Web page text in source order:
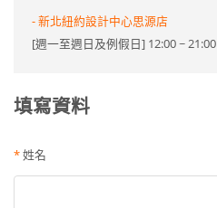
- 新北紐約設計中心思源店
[週一至週日及例假日] 12:00 ~ 21:00
填寫資料
*姓名